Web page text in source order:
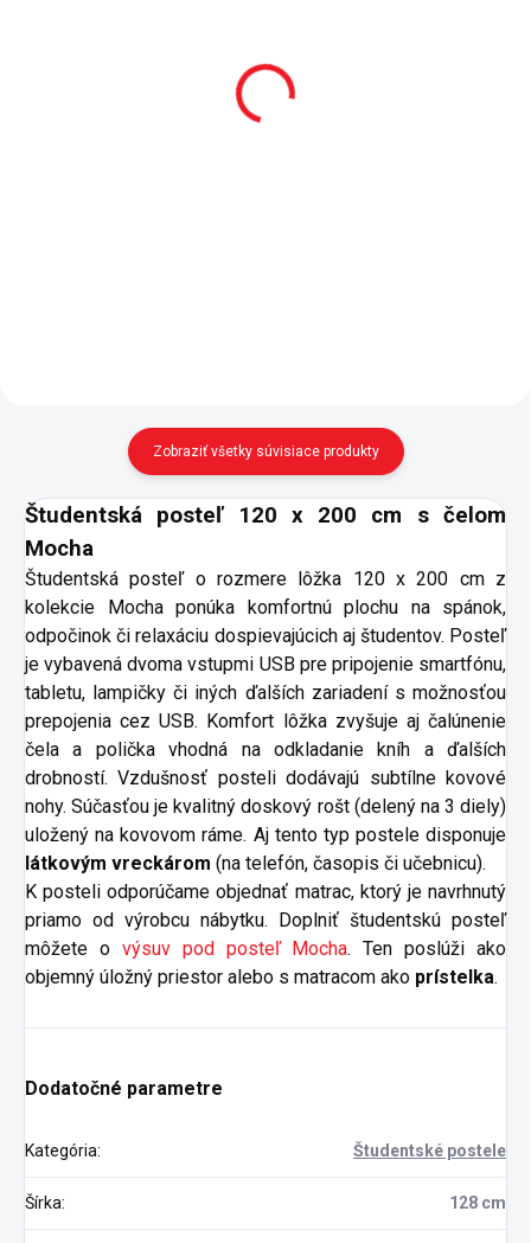
Zobraziť všetky súvisiace produkty
Študentská posteľ 120 x 200 cm s čelom
Mocha
Študentská posteľ o rozmere lôžka 120 x 200 cm z
kolekcie Mocha ponúka komfortnú plochu na spánok,
odpočinok či relaxáciu dospievajúcich aj študentov. Posteľ
je vybavená dvoma vstupmi USB pre pripojenie smartfónu,
tabletu, lampičky či iných ďalších zariadení s možnosťou
prepojenia cez USB. Komfort lôžka zvyšuje aj čalúnenie
čela a polička vhodná na odkladanie kníh a ďalších
drobností. Vzdušnosť posteli dodávajú subtílne kovové
nohy. Súčasťou je kvalitný doskový rošt (delený na 3 diely)
uložený na kovovom ráme. Aj tento typ postele disponuje
látkovým vreckárom (na telefón, časopis či učebnicu).
K posteli odporúčame objednať matrac, ktorý je navrhnutý
priamo od výrobcu nábytku. Doplniť študentskú posteľ
môžete ovýsuv pod posteľ Mocha. Ten poslúži ako
objemný úložný priestor alebo s matracom ako prístelka.
Dodatočné parametre
Kategória: Študentské postele
Šírka: 128 cm